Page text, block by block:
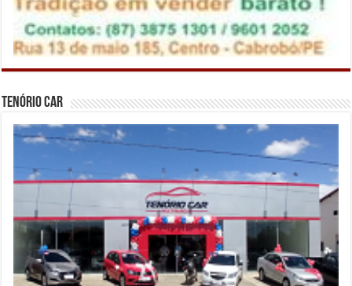
Tenório Car